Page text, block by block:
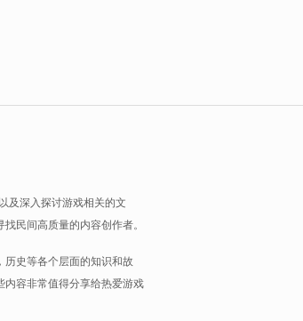
及深入探讨游戏相关的文
民间高质量的内容创作者。
历史等各个层面的知识和故
容非常值得分享给热爱游戏